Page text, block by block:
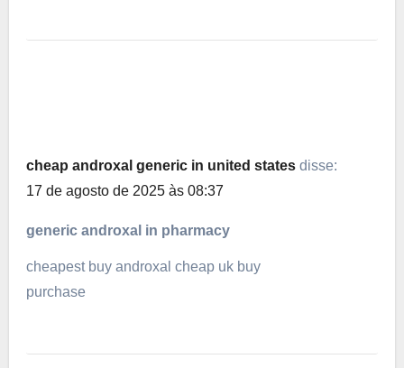
cheap androxal generic in united states disse:
17 de agosto de 2025 às 08:37
generic androxal in pharmacy
cheapest buy androxal cheap uk buy
purchase